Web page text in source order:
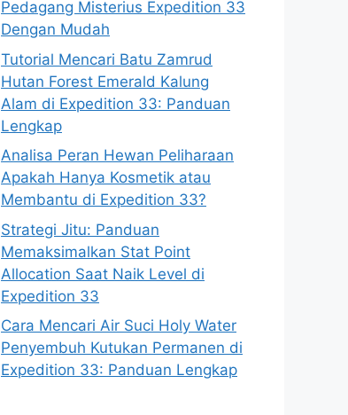
Pedagang Misterius Expedition 33
Dengan Mudah
Tutorial Mencari Batu Zamrud
Hutan Forest Emerald Kalung
Alam di Expedition 33: Panduan
Lengkap
Analisa Peran Hewan Peliharaan
Apakah Hanya Kosmetik atau
Membantu di Expedition 33?
Strategi Jitu: Panduan
Memaksimalkan Stat Point
Allocation Saat Naik Level di
Expedition 33
Cara Mencari Air Suci Holy Water
Penyembuh Kutukan Permanen di
Expedition 33: Panduan Lengkap